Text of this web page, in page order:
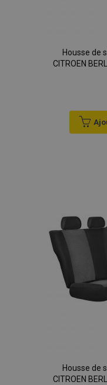
Housse de
CITROEN
Housse de
CITROEN